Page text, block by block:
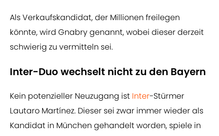
Als Verkaufskandidat, der Millionen freilegen
könnte, wird Gnabry genannt, wobei dieser derzeit
schwierig zu vermitteln sei.
Inter-Duo wechselt nicht zu den Bayern
Kein potenzieller Neuzugang ist Inter-Stürmer
Lautaro Martínez. Dieser sei zwar immer wieder als
Kandidat in München gehandelt worden, spiele in